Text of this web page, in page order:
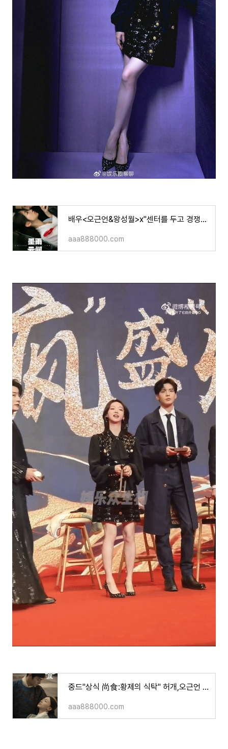
배우<오근언&왕성월>x"센터를 두고 경쟁을..?!"(기사) x 왕성월 "men's uno" 6월호 표지 화보, 영상
aaa888000.com
중드"상식 尚食:황제의 식탁" 허개,오근언 주연/작품 소개, 영상 등
aaa888000.com